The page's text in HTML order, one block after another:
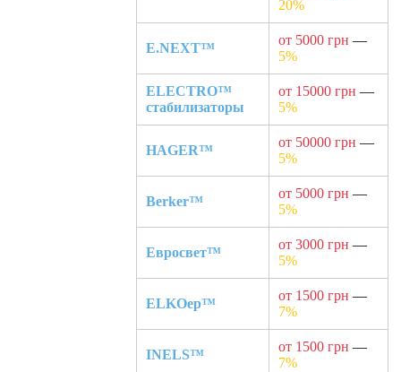
20%
E.NEXT™
от 5000 грн —
5%
ELECTRO™
стабилизаторы
от 15000 грн —
5%
HAGER™
от 50000 грн —
5%
Berker™
от 5000 грн —
5%
Евросвет™
от 3000 грн —
5%
ELKOep™
от 1500 грн —
7%
INELS™
от 1500 грн —
7%